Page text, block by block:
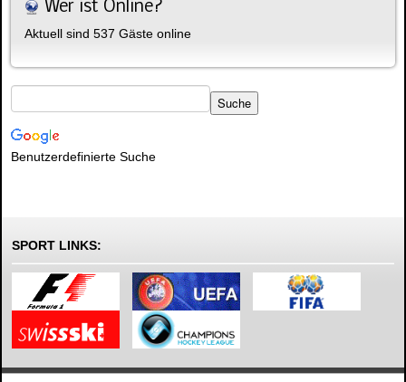
Wer ist Online?
Aktuell sind 537 Gäste online
Benutzerdefinierte Suche
SPORT LINKS: